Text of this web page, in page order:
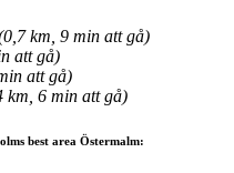
km, 9 min att gå)
att gå)
att gå)
km, 6 min att gå)
best area Östermalm: